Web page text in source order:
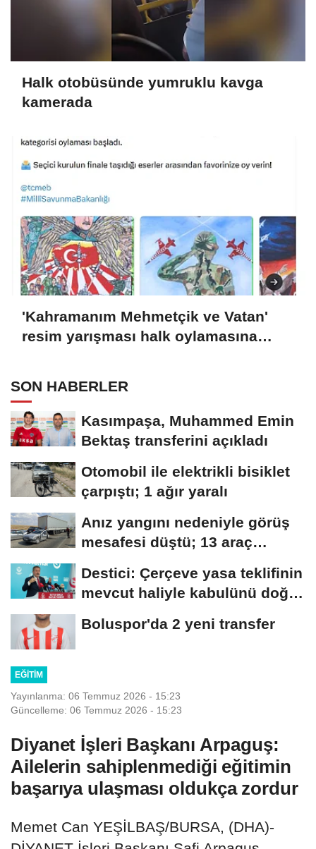
Halk otobüsünde yumruklu kavga
kamerada
'Kahramanım Mehmetçik ve Vatan'
resim yarışması halk oylamasına
SON HABERLER
Kasımpaşa, Muhammed Emin
Bektaş transferini açıkladı
Otomobil ile elektrikli bisiklet
çarpıştı; 1 ağır yaralı
Anız yangını nedeniyle görüş
mesafesi düştü; 13 araç
Destici: Çerçeve yasa teklifinin
mevcut haliyle kabulünü doğru
Boluspor'da 2 yeni transfer
EĞITIM
Yayınlanma: 06 Temmuz 2026 - 15:23
Güncelleme: 06 Temmuz 2026 - 15:23
Diyanet İşleri Başkanı Arpaguş:
Ailelerin sahiplenmediği eğitimin
başarıya ulaşması oldukça zordur
Memet Can YEŞİLBAŞ/BURSA, (DHA)-